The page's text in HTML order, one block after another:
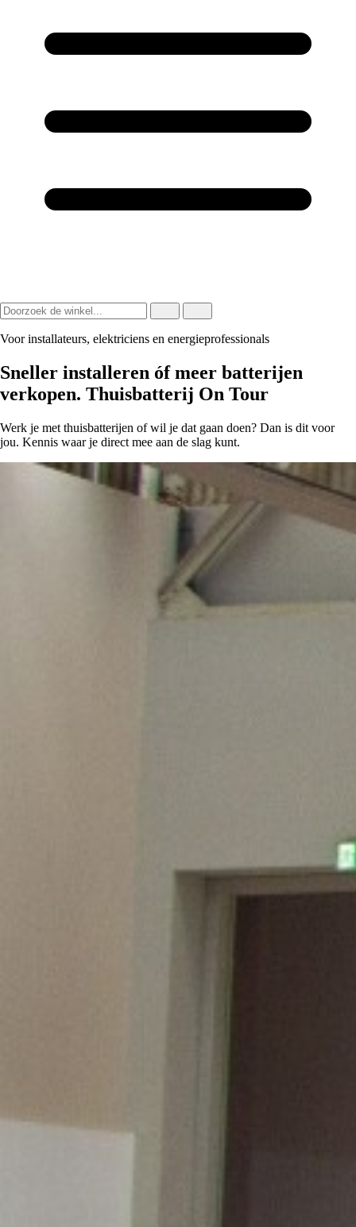
Voor installateurs, elektriciens en energieprofessionals
Sneller installeren óf meer batterijen
verkopen. Thuisbatterij On Tour
Werk je met thuisbatterijen of wil je dat gaan doen? Dan is dit voor
jou. Kennis waar je direct mee aan de slag kunt.